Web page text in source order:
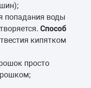
попадания воды
Способ
кипятком
просто